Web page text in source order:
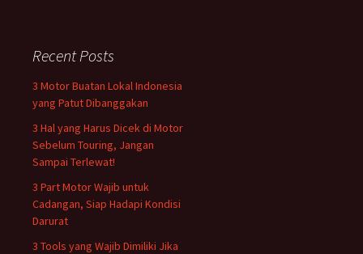
Recent Posts
3 Motor Buatan Lokal Indonesia
yang Patut Dibanggakan
3 Hal yang Harus Dicek di Motor
Sebelum Touring, Jangan
Sampai Terlewat!
3 Part Motor Wajib untuk
Cadangan, Siap Hadapi Kondisi
Darurat
3 Tools yang Wajib Dimiliki Jika